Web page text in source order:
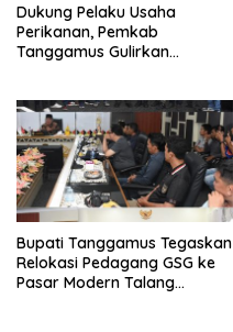
Dukung Pelaku Usaha
Perikanan, Pemkab
Tanggamus Gulirkan
Bupati Tanggamus Tegaskan
Relokasi Pedagang GSG ke
Pasar Modern Talang